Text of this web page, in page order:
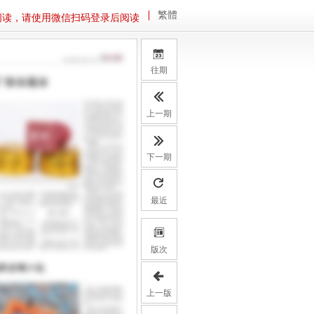
，请使用微信扫码登录后阅读 繁體
往期
上一期
下一期
最近
版次
上一版